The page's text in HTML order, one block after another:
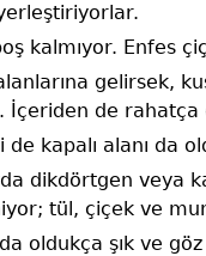
kalmıyor. Enfes
gelirsek,
İçeriden de
de kapalı alanı da
dikdörtgen veya
tül, çiçek ve
oldukça şık ve